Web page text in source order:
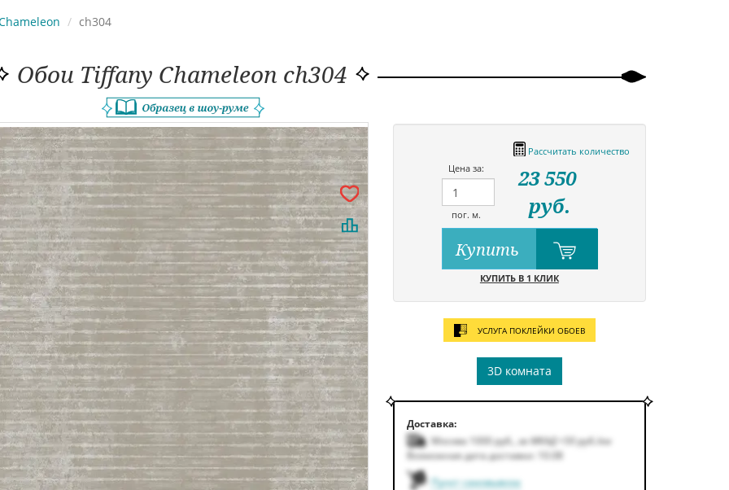
ch304
Обои Tiffany Chameleon ch304
Рассчитать количество
Цена за:
пог. м.
23 550
руб.
Купить
КУПИТЬ В 1 КЛИК
УСЛУГА ПОКЛЕЙКИ ОБОЕВ
3D комната
Доставка:
Москва 1000руб. за МКАД +50руб. /км
Возможная дата доставки: 10.08
Пункт самовывоза